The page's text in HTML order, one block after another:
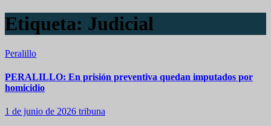
Etiqueta: Judicial
Peralillo
PERALILLO: En prisión preventiva quedan imputados por
homicidio
1 de junio de 2026 tribuna